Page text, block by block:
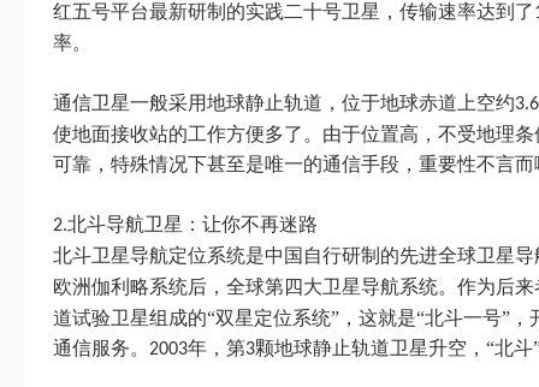
红五号平台最新研制的实践二十号卫星，传输速率达到了
率。
通信卫星一般采用地球静止轨道，位于地球赤道上空约3.6
使地面接收站的工作方便多了。由于位置高，不受地理
可靠，特殊情况下甚至是唯一的通信手段，重要性不言而
2.北斗导航卫星：让你不再迷路
北斗卫星导航定位系统是中国自行研制的先进全球卫星
欧洲伽利略系统后，全球第四大卫星导航系统。作为后来
道试验卫星组成的“双星定位系统”，这就是“北斗一号”
通信服务。 2003年，第3颗地球静止轨道卫星升空，“北